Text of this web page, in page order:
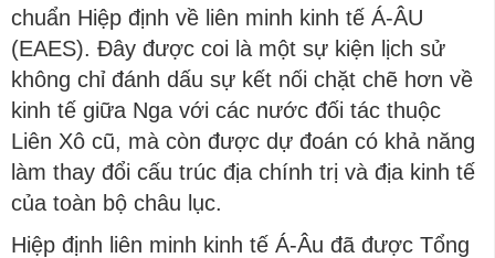
chuẩn Hiệp định về liên minh kinh tế Á-ÂU
(EAES). Đây được coi là một sự kiện lịch sử
không chỉ đánh dấu sự kết nối chặt chẽ hơn về
kinh tế giữa Nga với các nước đối tác thuộc
Liên Xô cũ, mà còn được dự đoán có khả năng
làm thay đổi cấu trúc địa chính trị và địa kinh tế
của toàn bộ châu lục.
Hiệp định liên minh kinh tế Á-Âu đã được Tổng